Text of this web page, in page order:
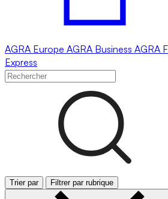
AGRA Europe AGRA Business AGRA
Express
Trier par Filtrer par rubrique